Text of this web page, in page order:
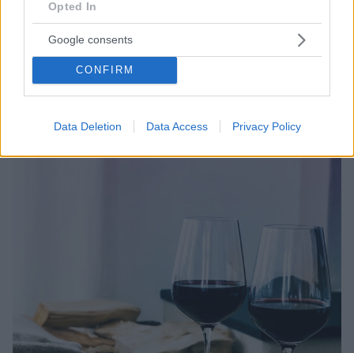
Opted In
Google consents
CONFIRM
Data Deletion Data Access Privacy Policy
Η άγνωστη ουσία που ευθύνεται για τους πονοκεφάλους
από το κόκκινο κρασί
Μια κλινική δοκιμή φαίνεται να δίνει απάντηση στο
ερώτημα γιατί το κόκκινο κρασί προκαλεί σε πολλούς
ανθρώπους πονοκεφάλους - Ως υπεύθυνη
κατονομάζεται μια χημική ουσία και ο τρόπος που